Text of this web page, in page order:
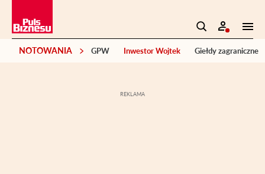
NOTOWANIA GPW Inwestor Wojtek Giełdy zagraniczne